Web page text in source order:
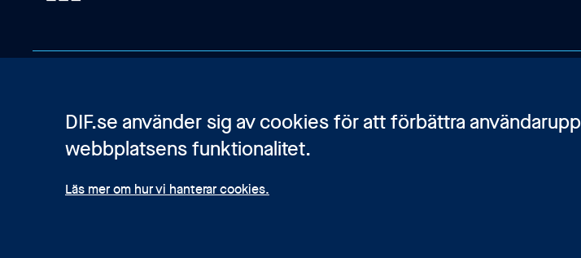
DIF.se använder sig av cookies för att förbättra
webbplatsens funktionalitet.
Läs mer om hur vi hanterar cookies.